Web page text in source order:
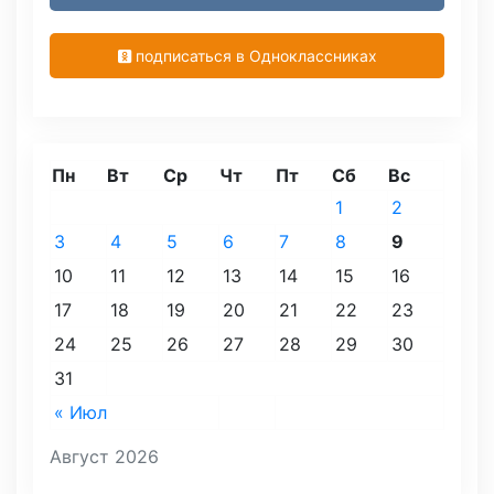
подписаться в Одноклассниках
Август 2026
Пн Вт Ср Чт Пт Сб Вс
« Июл
1
2
3
4 5 6 7 8
9
10
11 12 13 14 15
16
17
18 19 20 21 22
23
24
25 26 27 28 29
30
31